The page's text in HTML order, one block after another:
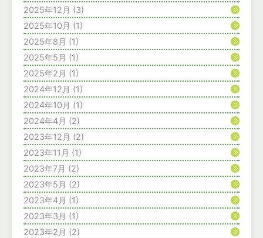
2025年12月 (3)
2025年10月 (1)
2025年8月 (1)
2025年5月 (1)
2025年2月 (1)
2024年12月 (1)
2024年10月 (1)
2024年4月 (2)
2023年12月 (2)
2023年11月 (1)
2023年7月 (2)
2023年5月 (2)
2023年4月 (1)
2023年3月 (1)
2023年2月 (2)